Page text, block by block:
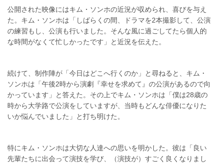
公開された映像にはキム・ソンホの近況が収められ、喜びを与え
た。キム・ソンホは「しばらくの間、ドラマを2本撮影して、公演
の練習もし、公演も行いました。そんな風に過ごしてたら個人的
な時間がなくて忙しかったです」と近況を伝えた。
続けて、制作陣が「今日はどこへ行くのか」と尋ねると、キム・
ソンホは「午後2時から演劇『幸せを求めて』の公演があるので向
かっています」と答えた。その上でキム・ソンホは「僕は28歳の
時から大学路で公演をしていますが、当時もどんな俳優になりた
いか悩んでいました」と打ち明けた。
特にキム・ソンホは大切な人達への思いを明かした。彼は「良い
先輩たちに出会って演技を学び、（演技が）すごく良くなりまし